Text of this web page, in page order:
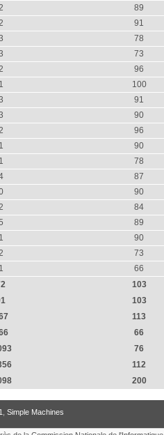
89
91
78
73
96
1 100
91
90
96
1 90
1 78
87
90
84
89
1 90
73
1 66
103
103
113
66
76
112
200
Simple Machines